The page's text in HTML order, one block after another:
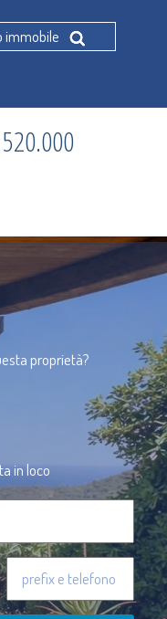
proprietà?
in loco
immobile